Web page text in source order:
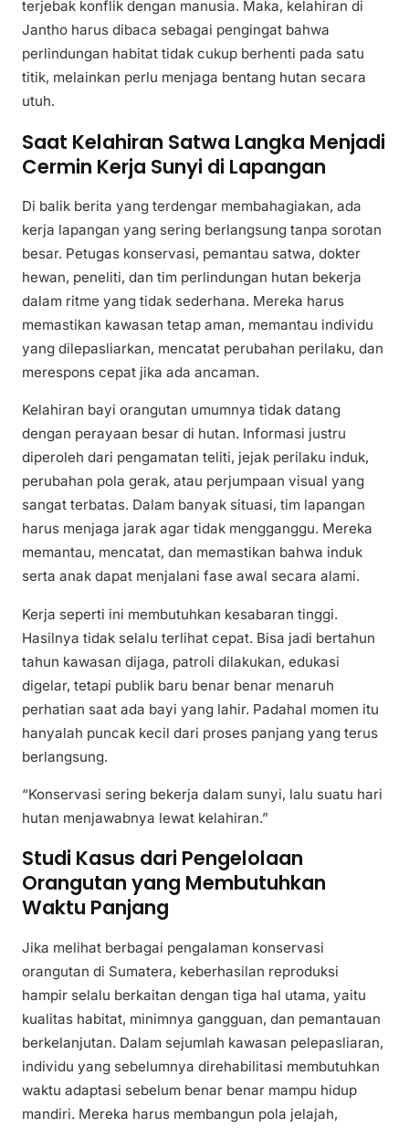
terjebak konflik dengan manusia. Maka, kelahiran di
Jantho harus dibaca sebagai pengingat bahwa
perlindungan habitat tidak cukup berhenti pada satu
titik, melainkan perlu menjaga bentang hutan secara
utuh.
Saat Kelahiran Satwa Langka Menjadi
Cermin Kerja Sunyi di Lapangan
Di balik berita yang terdengar membahagiakan, ada
kerja lapangan yang sering berlangsung tanpa sorotan
besar. Petugas konservasi, pemantau satwa, dokter
hewan, peneliti, dan tim perlindungan hutan bekerja
dalam ritme yang tidak sederhana. Mereka harus
memastikan kawasan tetap aman, memantau individu
yang dilepasliarkan, mencatat perubahan perilaku, dan
merespons cepat jika ada ancaman.
Kelahiran bayi orangutan umumnya tidak datang
dengan perayaan besar di hutan. Informasi justru
diperoleh dari pengamatan teliti, jejak perilaku induk,
perubahan pola gerak, atau perjumpaan visual yang
sangat terbatas. Dalam banyak situasi, tim lapangan
harus menjaga jarak agar tidak mengganggu. Mereka
memantau, mencatat, dan memastikan bahwa induk
serta anak dapat menjalani fase awal secara alami.
Kerja seperti ini membutuhkan kesabaran tinggi.
Hasilnya tidak selalu terlihat cepat. Bisa jadi bertahun
tahun kawasan dijaga, patroli dilakukan, edukasi
digelar, tetapi publik baru benar benar menaruh
perhatian saat ada bayi yang lahir. Padahal momen itu
hanyalah puncak kecil dari proses panjang yang terus
berlangsung.
“Konservasi sering bekerja dalam sunyi, lalu suatu hari
hutan menjawabnya lewat kelahiran.”
Studi Kasus dari Pengelolaan
Orangutan yang Membutuhkan
Waktu Panjang
Jika melihat berbagai pengalaman konservasi
orangutan di Sumatera, keberhasilan reproduksi
hampir selalu berkaitan dengan tiga hal utama, yaitu
kualitas habitat, minimnya gangguan, dan pemantauan
berkelanjutan. Dalam sejumlah kawasan pelepasliaran,
individu yang sebelumnya direhabilitasi membutuhkan
waktu adaptasi sebelum benar benar mampu hidup
mandiri. Mereka harus membangun pola jelajah,